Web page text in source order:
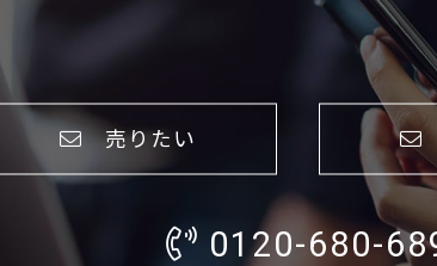
売りたい
0120-680-